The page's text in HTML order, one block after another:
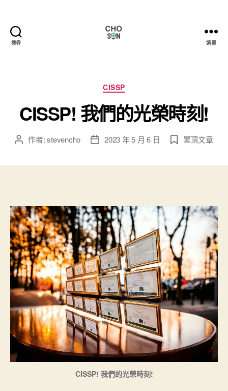
搜尋
大
小
事
選單
分
類
CISSP
CISSP! 我們的光榮時刻!
文 作者:stevencho
文 2023 年 5 月 6 日 置頂文章
CISSP! 我們的光榮時刻!